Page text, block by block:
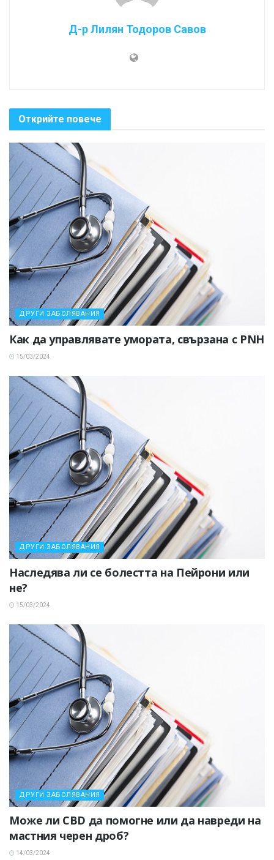
Д-р Лилян Тодоров Савов
Открийте повече
ДРУГИ ЗАБОЛЯВАНИЯ
Как да управлявате умората, свързана с PNH
15/03/2024
ДРУГИ ЗАБОЛЯВАНИЯ
Наследява ли се болестта на Пейрони или
не?
15/03/2024
ДРУГИ ЗАБОЛЯВАНИЯ
Може ли CBD да помогне или да навреди на
мастния черен дроб?
14/03/2024